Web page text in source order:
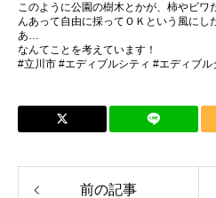
このように公園の樹木とかが、柿やビワ
んあって自由に採ってＯＫという風にし
あ…
なんてことを考えています！
#立川市 #エディブルシティ #エディブ
前の記事